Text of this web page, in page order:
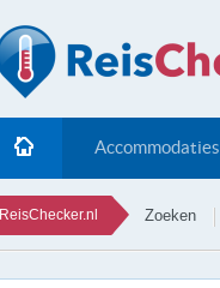
Accommodaties
ReisChecker.nl Zoeken